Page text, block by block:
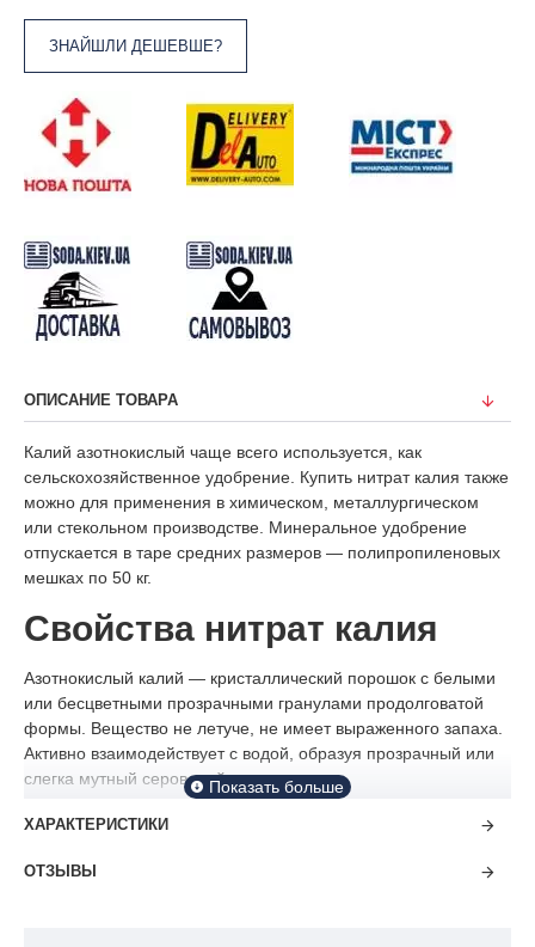
ЗНАЙШЛИ ДЕШЕВШЕ?
ОПИСАНИЕ ТОВАРА
Калий азотнокислый чаще всего используется, как
сельскохозяйственное удобрение. Купить нитрат калия также
можно для применения в химическом, металлургическом
или стекольном производстве. Минеральное удобрение
отпускается в таре средних размеров — полипропиленовых
мешках по 50 кг.
Свойства нитрат калия
Азотнокислый калий — кристаллический порошок с белыми
или бесцветными прозрачными гранулами продолговатой
формы. Вещество не летуче, не имеет выраженного запаха.
Активно взаимодействует с водой, образуя прозрачный или
слегка мутный сероватый раствор.
Химический состав — KNO3. Соединение содержит калий
используется, как подкормка для бедных почв. В природе
ХАРАКТЕРИСТИКИ
ОТЗЫВЫ